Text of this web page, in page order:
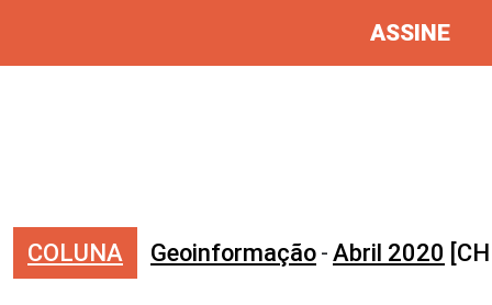
ASSINE
COLUNA Geoinformação - Abril 2020